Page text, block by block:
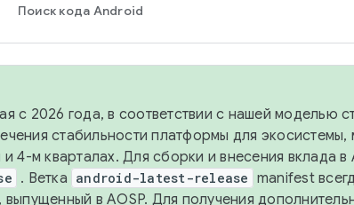
Поиск кода Android
с 2026 года, в соответствии с нашей моделью
стабильности платформы для
4-м кварталах. Для сборки и внесения вклада в
. Ветка android-latest-release manifest
выпущенный в AOSP. Для получения